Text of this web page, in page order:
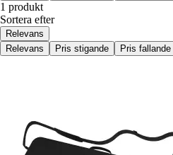
1 produkt
Sortera efter
Relevans
Relevans
Pris stigande Pris fallande